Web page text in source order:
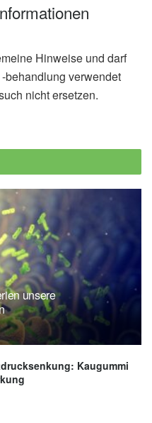
Hinweise und darf
behandlung verwendet
nicht ersetzen.
unsere
Kaugummi